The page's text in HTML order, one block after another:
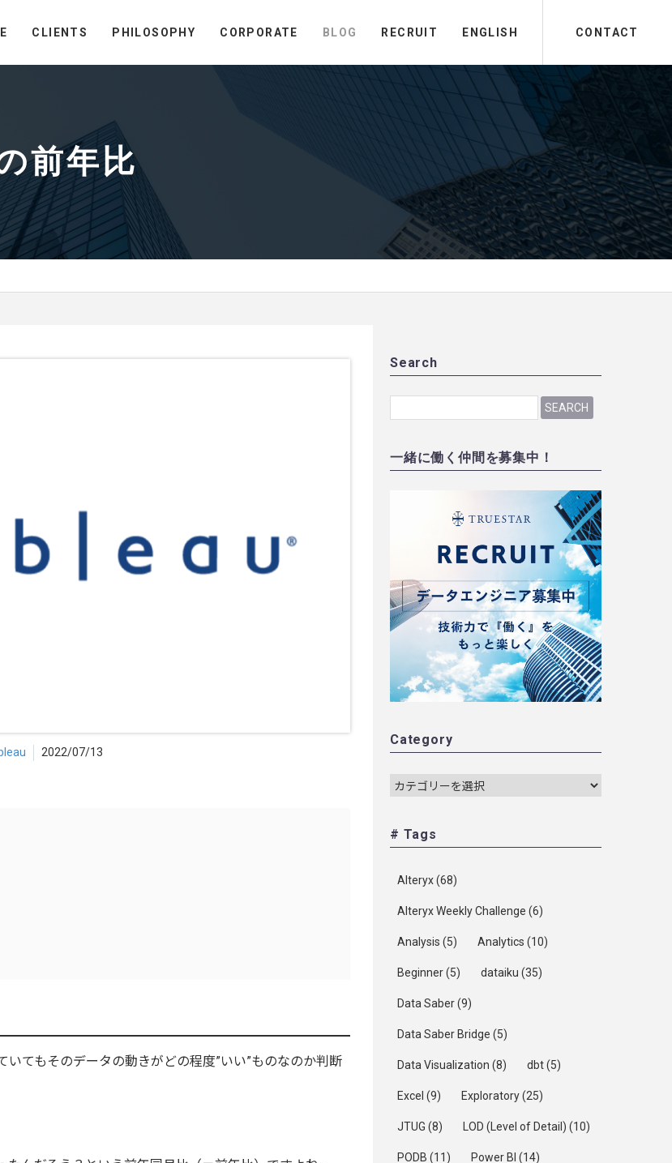
CLIENTS PHILOSOPHY CORPORATE BLOG RECRUIT ENGLISH CONTACT
前年比
2022/07/13
てもそのデータの動きがどの程度”いい”ものなのか判断
Search
SEARCH
一緒に働く仲間を募集中！
Category
# Tags
Alteryx(68)
Alteryx Weekly Challenge (6)
Analysis (5) Analytics (10)
Beginner(5) dataiku (35)
Data Saber(9)
Data Saber Bridge (5)
Data Visualization (8) dbt(5)
Excel (9) Exploratory(25)
JTUG (8) LOD (Level of Detail) (10)
PODB (11) Power BI (14)